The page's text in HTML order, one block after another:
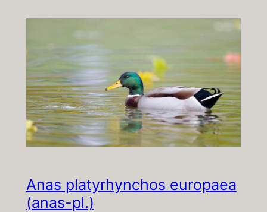
Anas platyrhynchos europaea
(anas-pl.)